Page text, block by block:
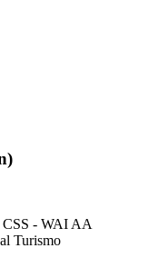
- WAI AA
Turismo